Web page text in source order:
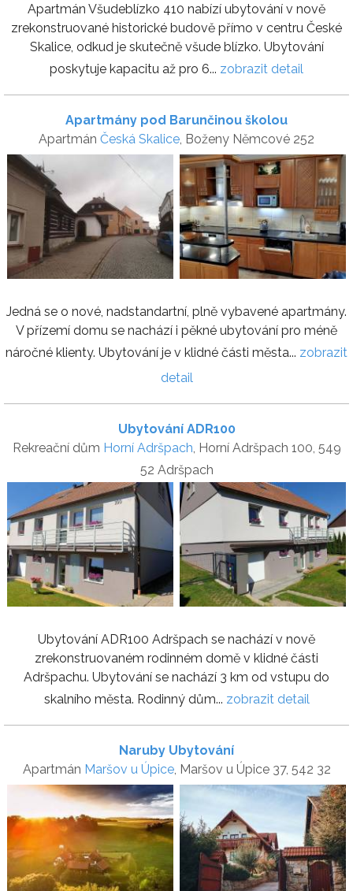
Apartmán Všudeblízko 410 nabízí ubytování v nově
zrekonstruované historické budově přímo v centru České
Skalice, odkud je skutečně všude blízko. Ubytování
poskytuje kapacitu až pro 6... zobrazit detail
Apartmány pod Barunčinou školou
Apartmán Česká Skalice , Boženy Němcové 252
Jedná se o nové, nadstandartní, plně vybavené apartmány.
V přízemí domu se nachází i pěkné ubytování pro méně
náročné klienty. Ubytování je v klidné části města... zobrazit
detail
Ubytování ADR100
Rekreační dům Horní Adršpach, Horní Adršpach 100, 549
52 Adršpach
Ubytování ADR100 Adršpach se nachází v nově
zrekonstruovaném rodinném domě v klidné části
Adršpachu. Ubytování se nachází 3 km od vstupu do
skalního města. Rodinný dům... zobrazit detail
Naruby Ubytování
Apartmán Maršov u Úpice, Maršov u Úpice 37, 542 32